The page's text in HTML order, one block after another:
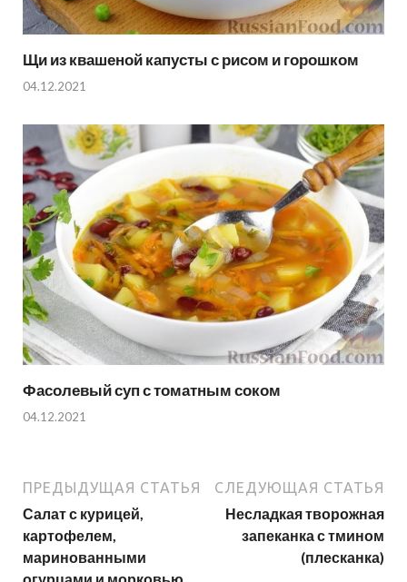
Щи из квашеной капусты с рисом и горошком
04.12.2021
Фасолевый суп с томатным соком
04.12.2021
ПРЕДЫДУЩАЯ СТАТЬЯ
Салат с курицей,
картофелем,
маринованными
СЛЕДУЮЩАЯ СТАТЬЯ
Несладкая творожная
запеканка с тмином
(плесканка)